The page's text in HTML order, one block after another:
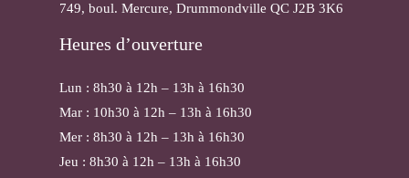
749, boul. Mercure, Drummondville QC J2B 3K6
Heures d’ouverture
Lun : 8h30 à 12h – 13h à 16h30
Mar : 10h30 à 12h – 13h à 16h30
Mer : 8h30 à 12h – 13h à 16h30
Jeu : 8h30 à 12h – 13h à 16h30